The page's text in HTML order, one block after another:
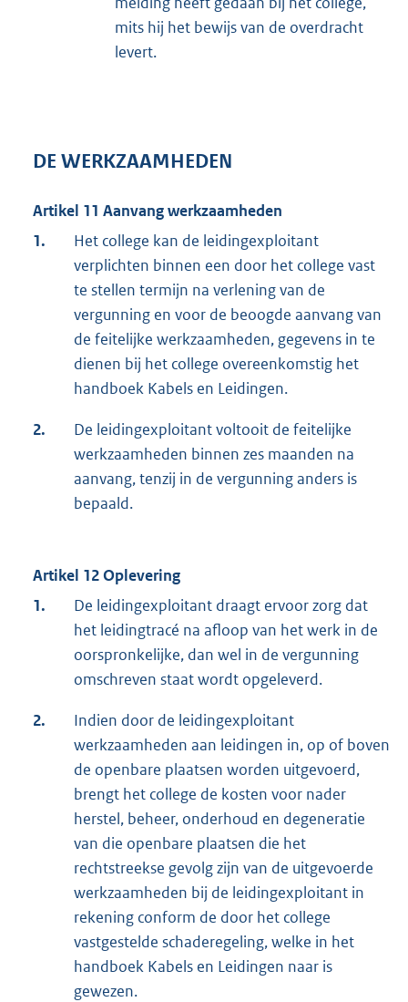
mits hij het bewijs van de overdracht
levert.
DE WERKZAAMHEDEN
Artikel 11 Aanvang werkzaamheden
1.
Het college kan de leidingexploitant
verplichten binnen een door het college vast
te stellen termijn na verlening van de
vergunning en voor de beoogde aanvang van
de feitelijke werkzaamheden, gegevens in te
dienen bij het college overeenkomstig het
handboek Kabels en Leidingen.
2.
De leidingexploitant voltooit de feitelijke
werkzaamheden binnen zes maanden na
aanvang, tenzij in de vergunning anders is
bepaald.
Artikel 12 Oplevering
1.
De leidingexploitant draagt ervoor zorg dat
het leidingtracé na afloop van het werk in de
oorspronkelijke, dan wel in de vergunning
omschreven staat wordt opgeleverd.
2.
Indien door de leidingexploitant
werkzaamheden aan leidingen in, op of boven
de openbare plaatsen worden uitgevoerd,
brengt het college de kosten voor nader
herstel, beheer, onderhoud en degeneratie
van die openbare plaatsen die het
rechtstreekse gevolg zijn van de uitgevoerde
werkzaamheden bij de leidingexploitant in
rekening conform de door het college
vastgestelde schaderegeling, welke in het
handboek Kabels en Leidingen naar is
gewezen.